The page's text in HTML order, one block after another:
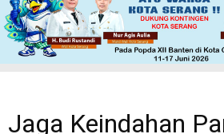
Jaga Keindahan